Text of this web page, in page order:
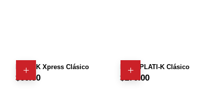
PLATI-K Xpress Clásico
$ 60.00
Retos PLATI-K Clásico
$ 170.00